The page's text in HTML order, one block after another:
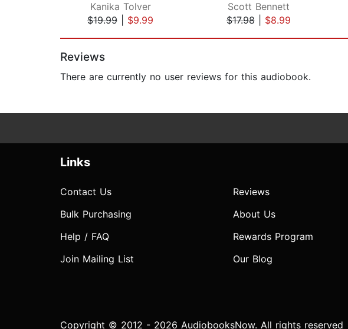
Kanika Tolver
$19.99
$9.99
Scott Bennett
$17.98| $8.99
Reviews
There are currently no user reviews for this audiobook.
Links
Contact Us
Bulk Purchasing
Help / FAQ
Join Mailing List
Reviews
About Us
Rewards Program
Our Blog
Copyright © 2012 - 2026 AudiobooksNow. All rights reserved |